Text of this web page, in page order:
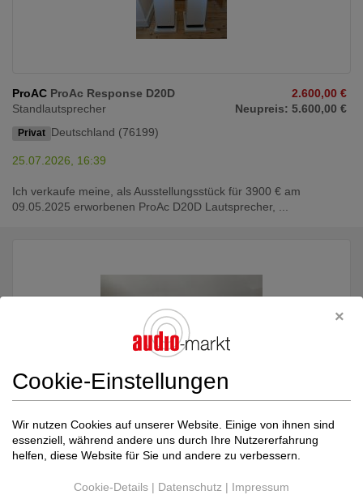
ProAC ProAc Response D20D
Standlautsprecher
Privat Deutschland (76199)
2.600,00 €
Neupreis: 5.600,00 €
25.07.2026, 16:39
Ich verkaufe meine, als Ausstellungsstück für 3900 € am
09.05.2025 erworbenen ProAc D20D Lautsprecher, ...
ProAC Response DB 3
Deutschland (35435)
2.100,00 €
Cookie-Einstellungen
Wir nutzen Cookies auf unserer Website. Einige von ihnen sind
essenziell, während andere uns durch Ihre Nutzererfahrung
helfen, diese Website für Sie und andere zu verbessern.
Cookie-Details | Datenschutz | Impressum